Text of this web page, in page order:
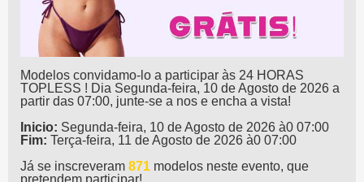
Modelos convidamo-lo a participar às 24 HORAS
TOPLESS ! Dia Segunda-feira, 10 de Agosto de 2026 a
partir das 07:00, junte-se a nos e encha a vista!
Inicio: Segunda-feira, 10 de Agosto de 2026 à0 07:00
Fim: Terça-feira, 11 de Agosto de 2026 à0 07:00
Já se inscreveram 871 modelos neste evento, que